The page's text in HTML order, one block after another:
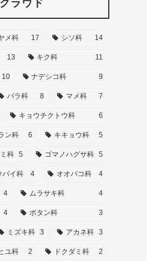
ラウド
メ科 17 シソ科 14
13 キク科 11
10 ナデシコ科 9
バラ科 8 マメ科 7
キョウチクトウ科 6
ン科 6 キキョウ科 5
科 5 ゴマノハグサ科 5
バイ科 4 オオバコ科 4
4 ムラサキ科 4
4 ボタン科 3
ミズキ科 3 アカネ科 3
ユ科 2 ドクダミ科 2